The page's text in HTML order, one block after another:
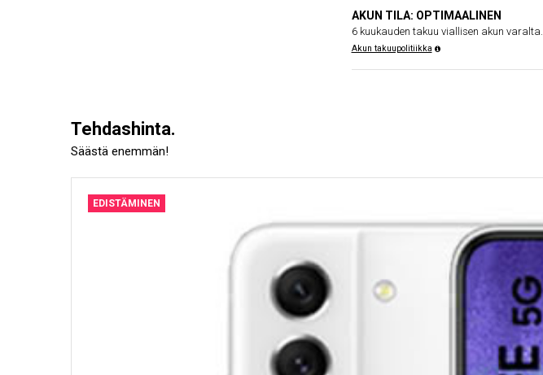
AKUN TILA: OPTIMAALINEN
6 kuukauden takuu viallisen akun varalta.
Akun takuupolitiikka
Tehdashinta.
Säästä enemmän!
EDISTÄMINEN